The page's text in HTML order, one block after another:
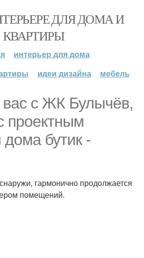
ДЛЯ ДОМА И
КВАРТИРЫ
интерьер для дома
идеи дизайна мебель
с ЖК Булычёв,
проектным
бутик -
гармонично продолжается
помещений.